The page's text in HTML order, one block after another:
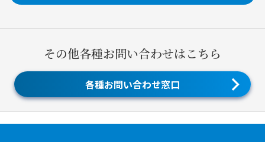
その他各種お問い合わせはこちら
各種お問い合わせ窓口